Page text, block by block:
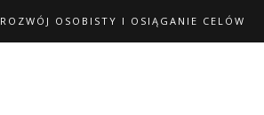
ROZWÓJ OSOBISTY I OSIĄGANIE CELÓW